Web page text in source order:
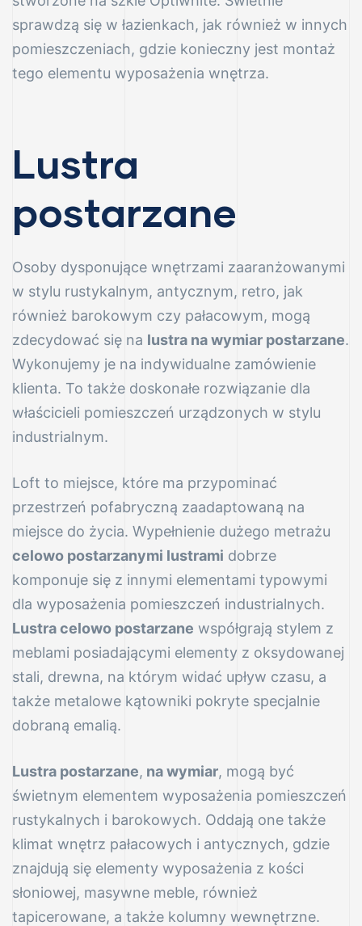
sprawdzą się w łazienkach, jak również w innych
pomieszczeniach, gdzie konieczny jest montaż
tego elementu wyposażenia wnętrza.
Lustra
postarzane
Osoby dysponujące wnętrzami zaaranżowanymi
w stylu rustykalnym, antycznym, retro, jak
również barokowym czy pałacowym, mogą
zdecydować się na lustra na wymiar postarzane.
Wykonujemy je na indywidualne zamówienie
klienta. To także doskonałe rozwiązanie dla
właścicieli pomieszczeń urządzonych w stylu
industrialnym.
Loft to miejsce, które ma przypominać
przestrzeń pofabryczną zaadaptowaną na
miejsce do życia. Wypełnienie dużego metrażu
celowo postarzanymi lustrami dobrze
komponuje się z innymi elementami typowymi
dla wyposażenia pomieszczeń industrialnych.
Lustra celowo postarzane współgrają stylem z
meblami posiadającymi elementy z oksydowanej
stali, drewna, na którym widać upływ czasu, a
także metalowe kątowniki pokryte specjalnie
dobraną emalią.
Lustra postarzane, na wymiar, mogą być
świetnym elementem wyposażenia pomieszczeń
rustykalnych i barokowych. Oddają one także
klimat wnętrz pałacowych i antycznych, gdzie
znajdują się elementy wyposażenia z kości
słoniowej, masywne meble, również
tapicerowane, a także kolumny wewnętrzne.